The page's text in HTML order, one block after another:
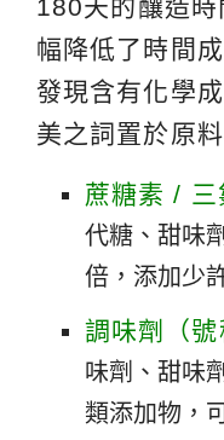
180天的釀造
幅降低了時間
發現含有化學
美之詞置於原
蔗糖素 / 三
代糖、甜味
倍，添加少
調味劑（號
味劑、甜味
類添加物，